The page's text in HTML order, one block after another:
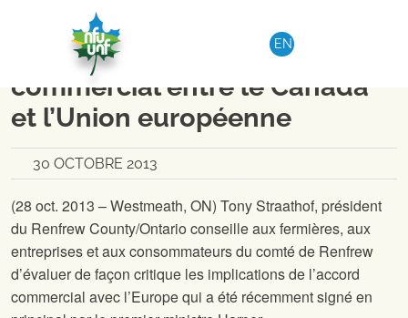
Aller au contenu
EN
|COMMUNIQUÉ DE PRESSE
Évaluation du récent accord
commercial entre le Canada
et l’Union européenne
30 OCTOBRE 2013
(28 oct. 2013 – Westmeath, ON) Tony Straathof, président
du Renfrew County/Ontario conseille aux fermières, aux
entreprises et aux consommateurs du comté de Renfrew
d’évaluer de façon critique les implications de l’accord
commercial avec l’Europe qui a été récemment signé en